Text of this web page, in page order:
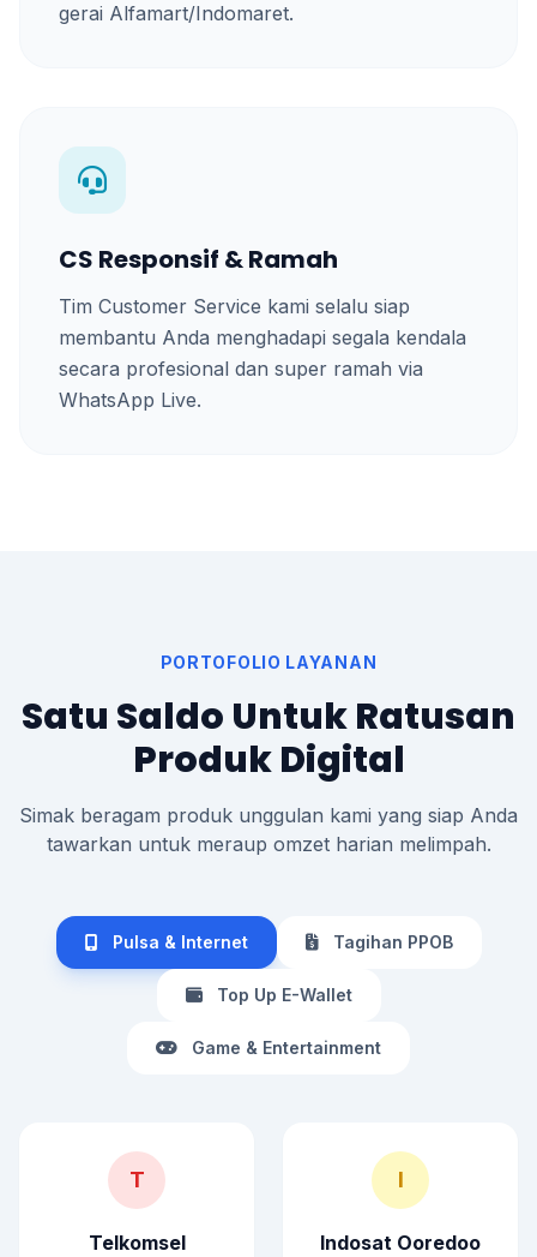
gerai Alfamart/Indomaret.
CS Responsif & Ramah
Tim Customer Service kami selalu siap
membantu Anda menghadapi segala kendala
secara profesional dan super ramah via
WhatsApp Live.
PORTOFOLIO LAYANAN
Satu Saldo Untuk Ratusan
Produk Digital
Simak beragam produk unggulan kami yang siap Anda
tawarkan untuk meraup omzet harian melimpah.
Pulsa & Internet Tagihan PPOB
Top Up E-Wallet
Game & Entertainment
T
Telkomsel
I
Indosat Ooredoo